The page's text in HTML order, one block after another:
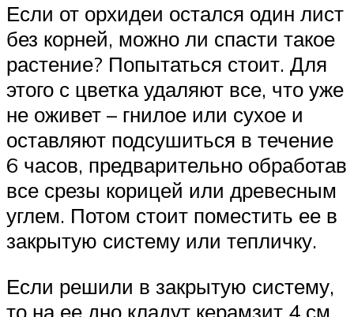
Если от орхидеи остался один лист
без корней, можно ли спасти такое
растение? Попытаться стоит. Для
этого с цветка удаляют все, что уже
не оживет – гнилое или сухое и
оставляют подсушиться в течение
6 часов, предварительно обработав
все срезы корицей или древесным
углем. Потом стоит поместить ее в
закрытую систему или тепличку.
Если решили в закрытую систему,
то на ее дно кладут керамзит 4 см